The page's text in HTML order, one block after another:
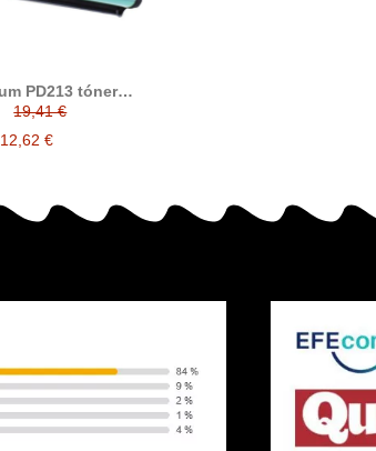
PD213 tóner
19,41 €
12,62 €